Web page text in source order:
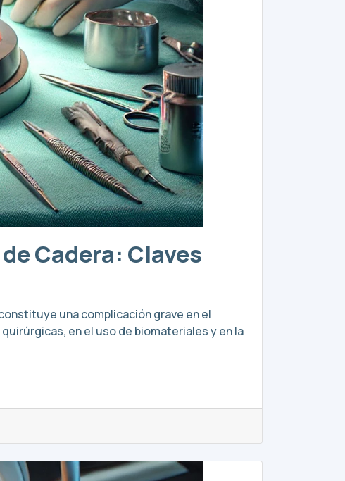
Cadera: Claves
una complicación grave en el
en el uso de biomateriales y en la